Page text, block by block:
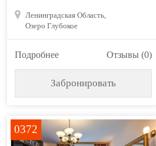
Ленинградская Область,
Озеро Глубокое
Подробнее Отзывы (0)
Забронировать
0372